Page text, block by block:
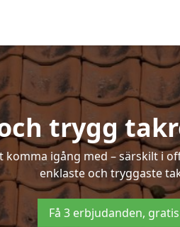
trygg
igång med – särskilt i
enklaste och tryggaste
Få 3 erbjudanden,